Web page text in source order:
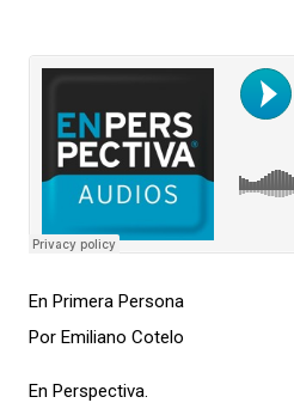
En Primera Persona
Por Emiliano Cotelo
En Perspectiva.